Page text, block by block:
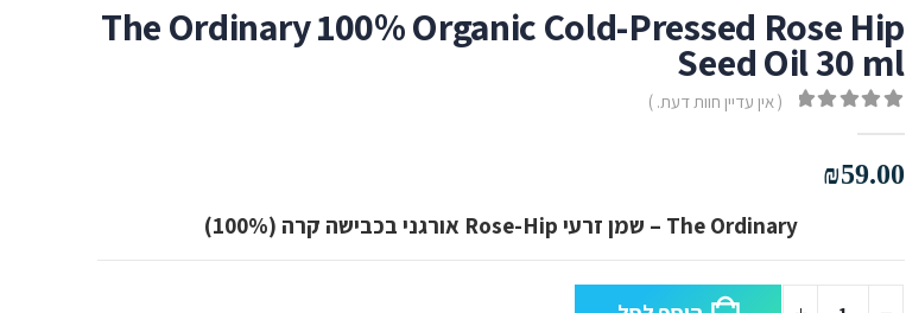
The Ordinary 100% Organic Cold-Pressed Rose Hip
Seed Oil 30 ml
( אין עדיין חוות דעת. )
₪59.00
The Ordinary – שמן זרעי Rose-Hip אורגני בכבישה קרה (100%)